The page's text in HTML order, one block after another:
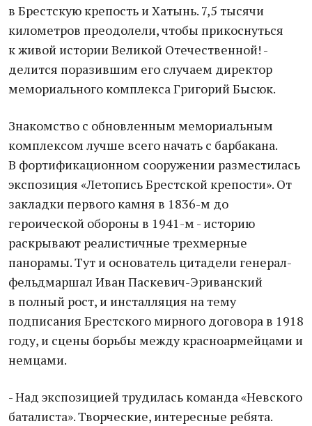
в Брестскую крепость и Хатынь. 7,5 тысячи
километров преодолели, чтобы прикоснуться
к живой истории Великой Отечественной! -
делится поразившим его случаем директор
мемориального комплекса Григорий Бысюк.
Знакомство с обновленным мемориальным
комплексом лучше всего начать с барбакана.
В фортификационном сооружении разместилась
экспозиция «Летопись Брестской крепости». От
закладки первого камня в 1836-м до
героической обороны в 1941-м - историю
раскрывают реалистичные трехмерные
панорамы. Тут и основатель цитадели генерал-
фельдмаршал Иван Паскевич-Эриванский
в полный рост, и инсталляция на тему
подписания Брестского мирного договора в 1918
году, и сцены борьбы между красноармейцами и
немцами.
- Над экспозицией трудилась команда «Невского
баталиста». Творческие, интересные ребята.